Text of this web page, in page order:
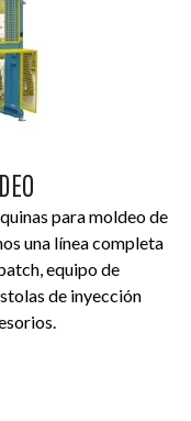
para moldeo de
una línea completa
equipo de
de inyección